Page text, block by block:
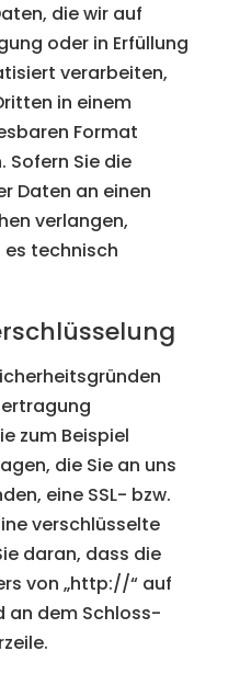
die wir auf
oder in Erfüllung
verarbeiten,
in einem
Format
Sofern Sie die
Daten an einen
verlangen,
technisch
zum Beispiel
die Sie an uns
eine SSL- bzw.
verschlüsselte
daran, dass die
von „http://“ auf
an dem Schloss-